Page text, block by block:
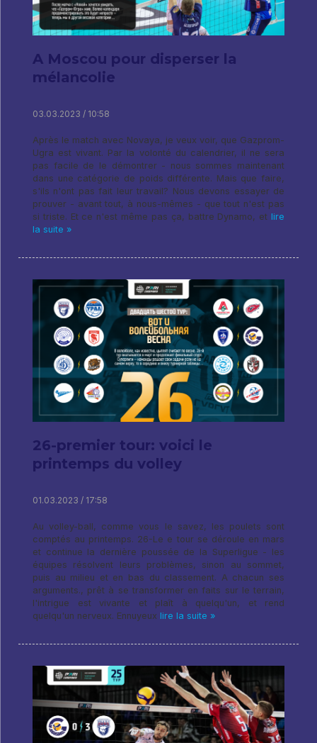
A Moscou pour disperser la
mélancolie
03.03.2023 / 10:58
Après le match avec Novaya, je veux voir, que Gazprom-
Ugra est vivant. Par la volonté du calendrier, il ne sera
pas facile de le démontrer - nous sommes maintenant
dans une catégorie de poids différente. Mais que faire,
s'ils n'ont pas fait leur travail? Nous devons essayer de
prouver - avant tout, à nous-mêmes - que tout n'est pas
si triste. Et ce n'est même pas ça, battre Dynamo, et lire
la suite »
26-premier tour: voici le
printemps du volley
01.03.2023 / 17:58
Au volley-ball, comme vous le savez, les poulets sont
comptés au printemps. 26-Le e tour se déroule en mars
et continue la dernière poussée de la Superligue - les
équipes résolvent leurs problèmes, sinon au sommet,
puis au milieu et en bas du classement. A chacun ses
arguments., prêt à se transformer en faits sur le terrain,
l'intrigue est vivante et plaît à quelqu'un, et rend
quelqu'un nerveux. Ennuyeux lire la suite »